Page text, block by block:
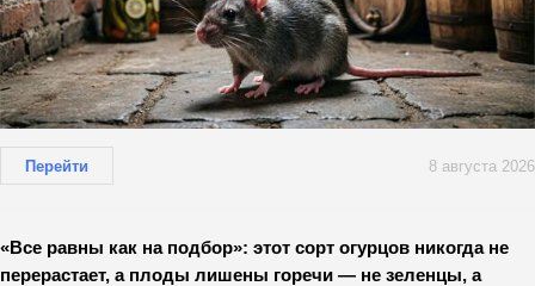
Перейти 8 августа 2026
«Все равны как на подбор»: этот сорт огурцов никогда не
перерастает, а плоды лишены горечи — не зеленцы, а